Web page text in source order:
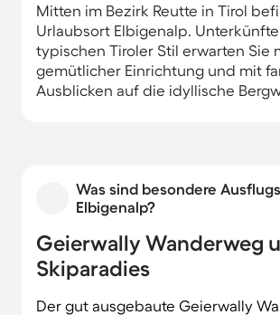
Mitten im Bezirk Reutte in Tirol
Urlaubsort Elbigenalp.
typischen Tiroler Stil erwarten Sie
gemütlicher Einrichtung und mit
Ausblicken auf die idyllische
Was sind besondere
Elbigenalp?
Geierwally Wanderweg
Skiparadies
Der gut ausgebaute Geierwally